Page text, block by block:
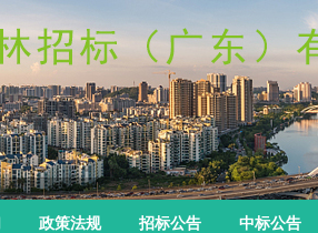
政策法规 招标公告 中标公告